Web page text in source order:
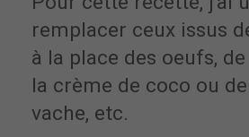
remplacer ceux issus
à la place des oeufs,
la crème de coco ou
vache, etc.